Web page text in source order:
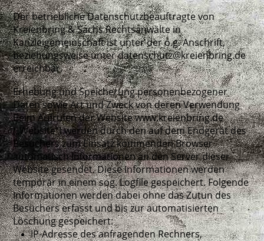
Der betriebliche Datenschutzbeauftragte von
Kreienbring & Sachs Rechtsanwälte in
Kanzleigemeinschaft ist unter der o.g. Anschrift,
beziehungsweise unter datenschutz@kreienbring.de
erreichbar.
Erhebung und Speicherung personenbezogener
Daten sowie Art und Zweck von deren Verwendung
Beim Aufrufen der Website www.kreienbring.de
(„Website“) werden durch den auf dem Endgerät des
Besuchers zum Einsatz kommenden Browser
automatisch Informationen an den Server dieser
Website gesendet. Diese Informationen werden
temporär in einem sog. Logfile gespeichert. Folgende
Informationen werden dabei ohne das Zutun des
Besuchers erfasst und bis zur automatisierten
Löschung gespeichert:
IP-Adresse des anfragenden Rechners,